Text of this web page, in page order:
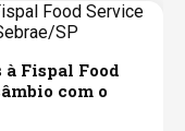
Fispal Food
com o